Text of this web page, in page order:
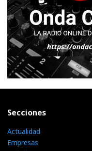
Secciones
Actualidad
Empresas